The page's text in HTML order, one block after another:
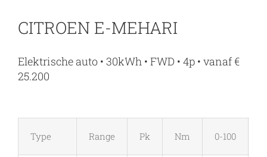
CITROEN E-MEHARI
Elektrische auto • 30kWh • FWD • 4p • vanaf €
25.200
Type Range Pk Nm 0-100